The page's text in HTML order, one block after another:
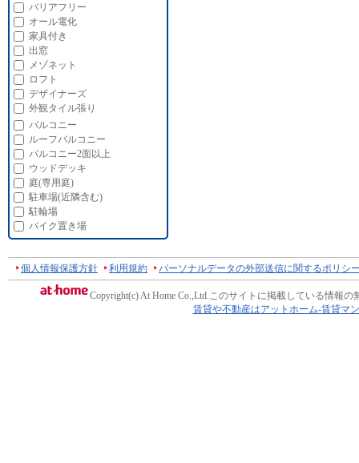
バリアフリー
オール電化
家具付き
出窓
メゾネット
ロフト
デザイナーズ
外観タイル張り
バルコニー
ルーフバルコニー
バルコニー2面以上
ウッドデッキ
庭(専用庭)
駐車場(近隣含む)
駐輪場
バイク置き場
個人情報保護方針 利用規約 パーソナルデータの外部送信に関するポリシ
Copyright(c) At Home Co.,Ltd.このサイトに掲載している情報の
賃貸や不動産はアットホーム-賃貸マ